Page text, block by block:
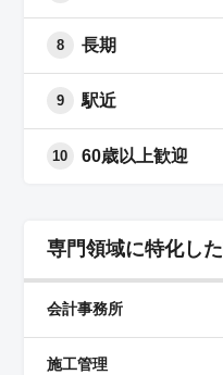
8 長期
9 駅近
10 60歳以上歓迎
専門領域に特化し
会計事務所
施工管理